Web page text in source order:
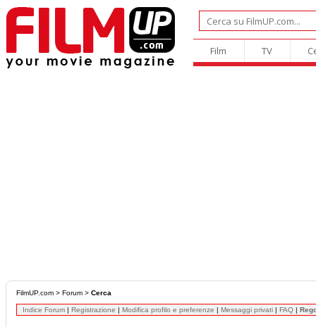
Film TV
FilmUP.com > Forum > Cerca
Indice Forum | Registrazione | Modifica profilo e preferenze | Messaggi privati | FAQ |